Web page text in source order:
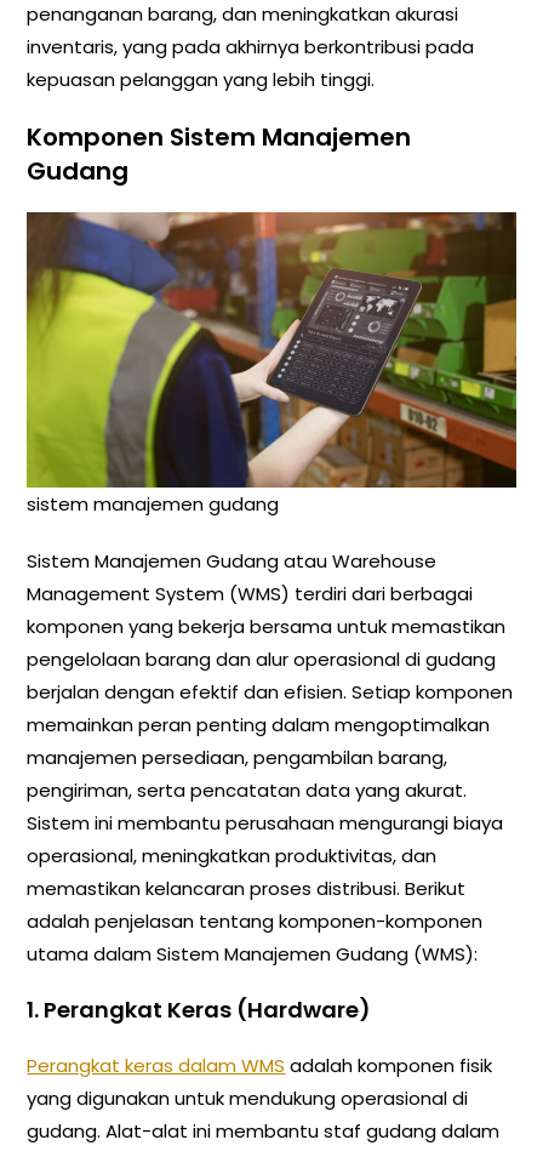
penanganan barang, dan meningkatkan akurasi
inventaris, yang pada akhirnya berkontribusi pada
kepuasan pelanggan yang lebih tinggi.
Komponen Sistem Manajemen
Gudang
sistem manajemen gudang
Sistem Manajemen Gudang atau Warehouse
Management System (WMS) terdiri dari berbagai
komponen yang bekerja bersama untuk memastikan
pengelolaan barang dan alur operasional di gudang
berjalan dengan efektif dan efisien. Setiap komponen
memainkan peran penting dalam mengoptimalkan
manajemen persediaan, pengambilan barang,
pengiriman, serta pencatatan data yang akurat.
Sistem ini membantu perusahaan mengurangi biaya
operasional, meningkatkan produktivitas, dan
memastikan kelancaran proses distribusi. Berikut
adalah penjelasan tentang komponen-komponen
utama dalam Sistem Manajemen Gudang (WMS):
1. Perangkat Keras (Hardware)
Perangkat keras dalam WMS adalah komponen fisik
yang digunakan untuk mendukung operasional di
gudang. Alat-alat ini membantu staf gudang dalam